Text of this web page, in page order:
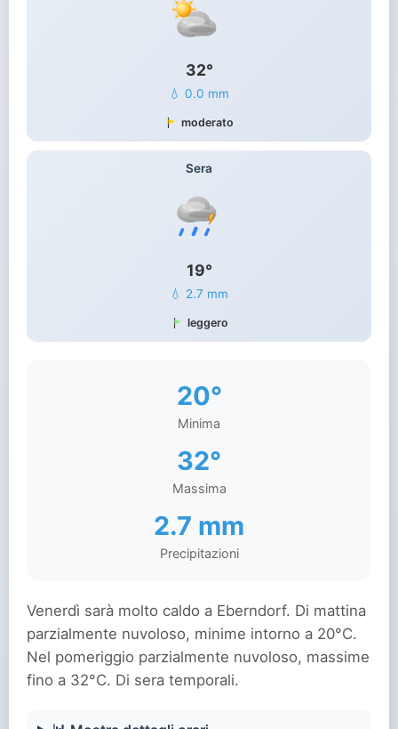
32°
💧 0.0 mm
moderato
Sera
19°
💧 2.7 mm
leggero
20°
Minima
32°
Massima
2.7 mm
Precipitazioni
Venerdì sarà molto caldo a Eberndorf. Di mattina
parzialmente nuvoloso, minime intorno a 20°C.
Nel pomeriggio parzialmente nuvoloso, massime
fino a 32°C. Di sera temporali.